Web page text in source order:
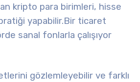
kripto para birimleri, hisse
yapabilir.Bir ticaret
sanal fonlarla çalışıyor
gözlemleyebilir ve farklı